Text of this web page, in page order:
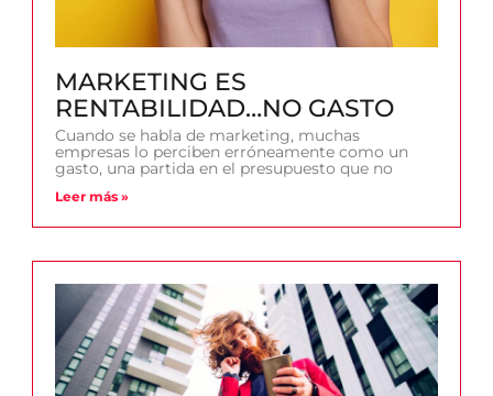
MARKETING ES
RENTABILIDAD…NO GASTO
Cuando se habla de marketing, muchas
empresas lo perciben erróneamente como un
gasto, una partida en el presupuesto que no
Leer más »